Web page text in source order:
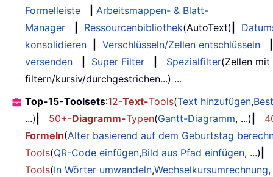
Formelleiste
Arbeitsmappen- & Blatt-
Manager
Ressourcenbibliothek(AutoText)
konsolidieren
Verschlüsseln/Zellen entschlüsseln
versenden
Super Filter Spezialfilter(Zellen
filtern/kursiv/durchgestrichen...) ...
Top-15-Toolsets:12-Text-Tools(Text hinzufügen,
...)
50+-Diagramm-Typen(Gantt-Diagramm, ...)
Formeln(Alter basierend auf dem Geburtstag
Tools(QR-Code einfügen,Bild aus Pfad einfügen, ...)
Tools(In Wörter umwandeln,Wechselkursumrechnung